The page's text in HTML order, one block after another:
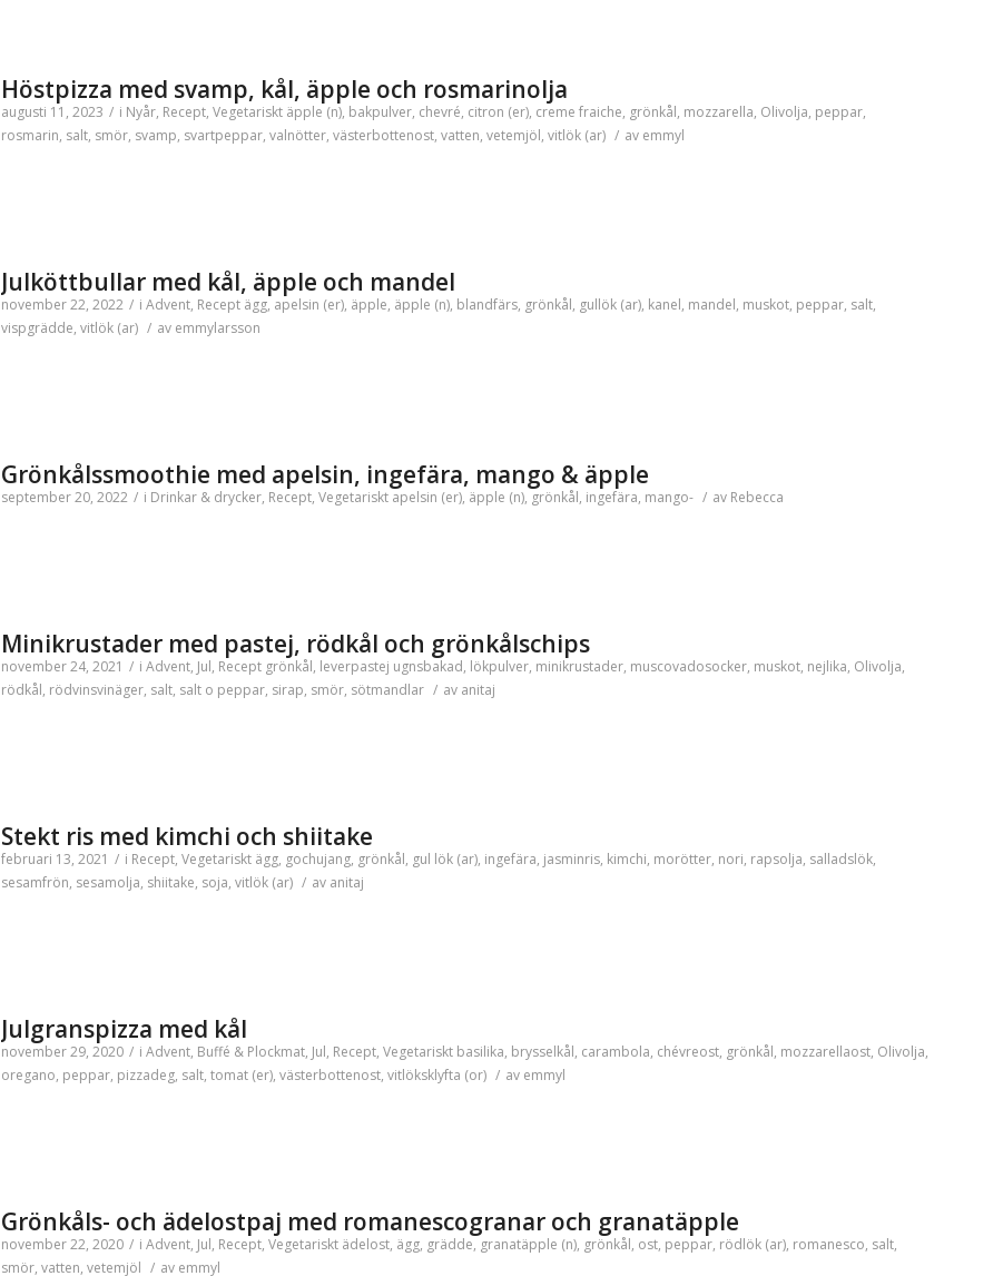
Höstpizza med svamp, kål, äpple och rosmarinolja
augusti 11, 2023 / i Nyår, Recept, Vegetariskt äpple (n), bakpulver, chevré, citron (er), creme fraiche, grönkål, mozzarella, Olivolja, peppar,
rosmarin, salt, smör, svamp, svartpeppar, valnötter, västerbottenost, vatten, vetemjöl, vitlök (ar) / av emmyl
Julköttbullar med kål, äpple och mandel
november 22, 2022 / i Advent, Recept ägg, apelsin (er), äpple, äpple (n), blandfärs, grönkål, gullök (ar), kanel, mandel, muskot, peppar, salt,
vispgrädde, vitlök (ar) / av emmylarsson
Grönkålssmoothie med apelsin, ingefära, mango & äpple
september 20, 2022 / i Drinkar & drycker, Recept, Vegetariskt apelsin (er), äpple (n), grönkål, ingefära, mango- / av Rebecca
Minikrustader med pastej, rödkål och grönkålschips
november 24, 2021 / i Advent, Jul, Recept grönkål, leverpastej ugnsbakad, lökpulver, minikrustader, muscovadosocker, muskot, nejlika, Olivolja,
rödkål, rödvinsvinäger, salt, salt o peppar, sirap, smör, sötmandlar / av anitaj
Stekt ris med kimchi och shiitake
februari 13, 2021 / i Recept, Vegetariskt ägg, gochujang, grönkål, gul lök (ar), ingefära, jasminris, kimchi, morötter, nori, rapsolja, salladslök,
sesamfrön, sesamolja, shiitake, soja, vitlök (ar) / av anitaj
Julgranspizza med kål
november 29, 2020 / i Advent, Buffé & Plockmat, Jul, Recept, Vegetariskt basilika, brysselkål, carambola, chévreost, grönkål, mozzarellaost, Olivolja,
oregano, peppar, pizzadeg, salt, tomat (er), västerbottenost, vitlöksklyfta (or) / av emmyl
Grönkåls- och ädelostpaj med romanescogranar och granatäpple
november 22, 2020 / i Advent, Jul, Recept, Vegetariskt ädelost, ägg, grädde, granatäpple (n), grönkål, ost, peppar, rödlök (ar), romanesco, salt,
smör, vatten, vetemjöl / av emmyl